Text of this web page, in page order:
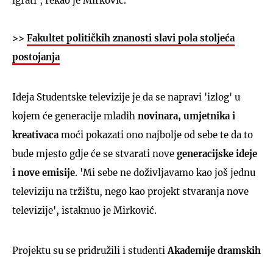
>> Fakultet političkih znanosti slavi pola stoljeća
postojanja
Ideja Studentske televizije je da se napravi 'izlog' u
kojem će generacije mladih novinara, umjetnika i
kreativaca moći pokazati ono najbolje od sebe te da to
bude mjesto gdje će se stvarati nove generacijske ideje
i nove emisije. 'Mi sebe ne doživljavamo kao još jednu
televiziju na tržištu, nego kao projekt stvaranja nove
televizije', istaknuo je Mirković.
Projektu su se pridružili i studenti Akademije dramskih